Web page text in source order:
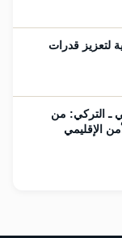
لتعزيز قدرات
ـ التركي: من
الإقليمي